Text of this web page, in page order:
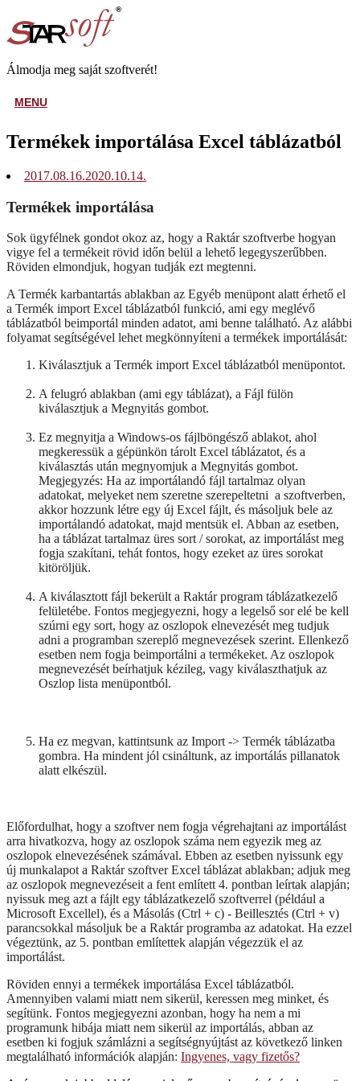
to
content
Álmodja meg saját szoftverét!
MENUMENU
Termékek importálása Excel táblázatból
2017.08.16.2020.10.14.
Termékek importálása
Sok ügyfélnek gondot okoz az, hogy a Raktár szoftverbe hogyan
vigye fel a termékeit rövid időn belül a lehető legegyszerűbben.
Röviden elmondjuk, hogyan tudják ezt megtenni.
A Termék karbantartás ablakban az Egyéb menüpont alatt érhető el
a Termék import Excel táblázatból funkció, ami egy meglévő
táblázatból beimportál minden adatot, ami benne található. Az alábbi
folyamat segítségével lehet megkönnyíteni a termékek importálását:
Kiválasztjuk a Termék import Excel táblázatból menüpontot.
A felugró ablakban (ami egy táblázat), a Fájl fülön
kiválasztjuk a Megnyitás gombot.
Ez megnyitja a Windows-os fájlböngésző ablakot, ahol
megkeressük a gépünkön tárolt Excel táblázatot, és a
kiválasztás után megnyomjuk a Megnyitás gombot.
Megjegyzés: Ha az importálandó fájl tartalmaz olyan
adatokat, melyeket nem szeretne szerepeltetni a szoftverben,
akkor hozzunk létre egy új Excel fájlt, és másoljuk bele az
importálandó adatokat, majd mentsük el. Abban az esetben,
ha a táblázat tartalmaz üres sort / sorokat, az importálást meg
fogja szakítani, tehát fontos, hogy ezeket az üres sorokat
kitöröljük.
A kiválasztott fájl bekerült a Raktár program táblázatkezelő
felületébe. Fontos megjegyezni, hogy a legelső sor elé be kell
szúrni egy sort, hogy az oszlopok elnevezését meg tudjuk
adni a programban szereplő megnevezések szerint. Ellenkező
esetben nem fogja beimportálni a termékeket. Az oszlopok
megnevezését beírhatjuk kézileg, vagy kiválaszthatjuk az
Oszlop lista menüpontból.
Ha ez megvan, kattintsunk az Import -> Termék táblázatba
gombra. Ha mindent jól csináltunk, az importálás pillanatok
alatt elkészül.
Előfordulhat, hogy a szoftver nem fogja végrehajtani az importálást
arra hivatkozva, hogy az oszlopok száma nem egyezik meg az
oszlopok elnevezésének számával. Ebben az esetben nyissunk egy
új munkalapot a Raktár szoftver Excel táblázat ablakban; adjuk meg
az oszlopok megnevezéseit a fent említett 4. pontban leírtak alapján;
nyissuk meg azt a fájlt egy táblázatkezelő szoftverrel (például a
Microsoft Excellel), és a Másolás (Ctrl + c) - Beillesztés (Ctrl + v)
parancsokkal másoljuk be a Raktár programba az adatokat. Ha ezzel
végeztünk, az 5. pontban említettek alapján végezzük el az
importálást.
Röviden ennyi a termékek importálása Excel táblázatból.
Amennyiben valami miatt nem sikerül, keressen meg minket, és
segítünk. Fontos megjegyezni azonban, hogy ha nem a mi
programunk hibája miatt nem sikerül az importálás, abban az
esetben ki fogjuk számlázni a segítségnyújtást az következő linken
megtalálható információk alapján: Ingyenes, vagy fizetős?